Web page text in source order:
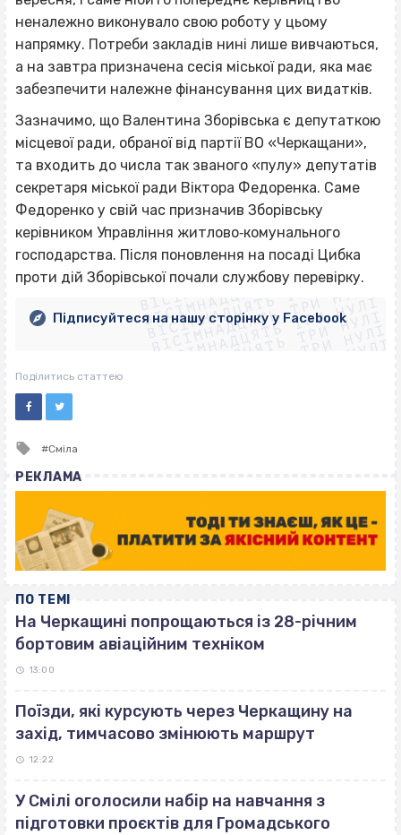
неналежно виконувало свою роботу у цьому
напрямку. Потреби закладів нині лише вивчаються,
а на завтра призначена сесія міської ради, яка має
забезпечити належне фінансування цих видатків.
Зазначимо, що Валентина Зборівська є депутаткою
місцевої ради, обраної від партії ВО «Черкащани»,
та входить до числа так званого «пулу» депутатів
секретаря міської ради Віктора Федоренка. Саме
Федоренко у свій час призначив Зборівську
керівником Управління житлово‐комунального
господарства. Після поновлення на посаді Цибка
проти дій Зборівської почали службову перевірку.
ВІСІМНАДЦЯТЬ ТРИ НУЛІ
ВІСІМНАДЦЯТЬ ТРИ НУЛІ
ВІСІМНАДЦЯТЬ ТРИ НУЛІ
ВІСІМНАДЦЯТЬ ТРИ НУЛІ
ВІСІМНАДЦЯТЬ ТРИ НУЛІ
ВІСІМНАДЦЯТЬ ТРИ НУЛІ
ВІСІМНАДЦЯТЬ ТРИ НУЛІ
ВІСІМНАДЦЯТЬ ТРИ НУЛІ
Підписуйтеся на нашу сторінку у Facebook
Поділитись статтею
Tagged
Сміла
РЕКЛАМА
ПО ТЕМІ
На Черкащині попрощаються із 28-річним
бортовим авіаційним техніком
13:00
Поїзди, які курсують через Черкащину на
захід, тимчасово змінюють маршрут
12:22
У Смілі оголосили набір на навчання з
підготовки проєктів для Громадського